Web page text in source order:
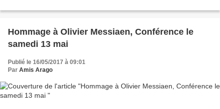
Hommage à Olivier Messiaen, Conférence le
samedi 13 mai
Publié le 16/05/2017 à 09:01
Par Amis Arago